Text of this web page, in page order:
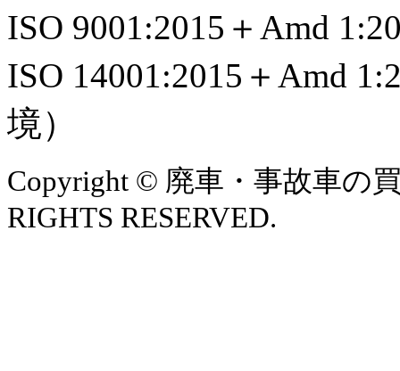
ISO 9001:2015＋Amd
ISO 14001:2015＋Amd
境）
Copyright © 廃車・事故車の
RIGHTS RESERVED.